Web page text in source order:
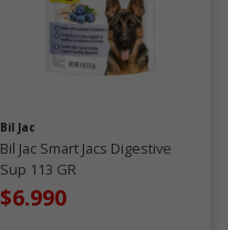
Bil Jac
Bil Jac Smart Jacs Digestive
Sup 113 GR
$6.990